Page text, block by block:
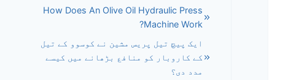
How Does An Olive Oil Hydraulic Press
Machine Work?
ایک پیچ تیل پریس مشین نے کوسوو کے تیل
کے کاروبار کو منافع بڑھانے میں کیسے
مدد دی؟